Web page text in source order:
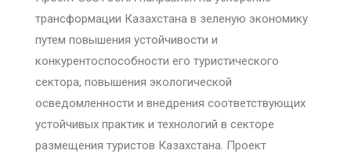
трансформации Казахстана в зеленую экономику
путем повышения устойчивости и
конкурентоспособности его туристического
сектора, повышения экологической
осведомленности и внедрения соответствующих
устойчивых практик и технологий в секторе
размещения туристов Казахстана. Проект